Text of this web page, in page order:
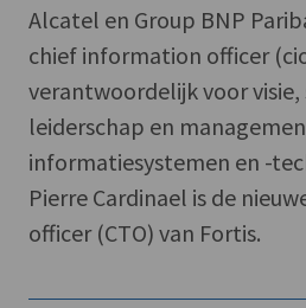
Alcatel en Group BNP
chief information officer
verantwoordelijk voor
leiderschap en
informatiesystemen en -
Pierre Cardinael is de
officer (CTO) van Fortis.